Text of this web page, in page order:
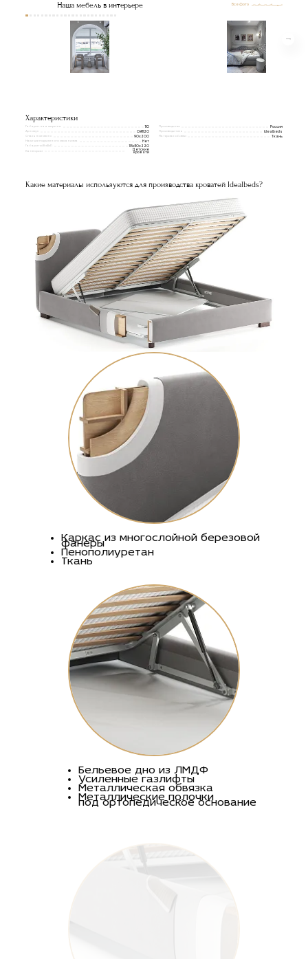
Наша мебель в интерьере Все фото
Характеристики
Габаритная ширина
Артикул
CAR120
Спальное место
90x200
Наличие подъемного механизма
Нет
Габариты(ВxШxГ)
115x110x220
Категории
Детские
кровати
Производство
Россия
Производитель
Idealbeds
Материал обивки
Ткань
Какие материалы используются для производства кроватей Idealbeds?
Каркас из многослойной березовой
фанеры
Пенополиуретан
Ткань
Бельевое дно из ЛМДФ
Усиленные газлифты
Металлическая обвязка
Металлические полочки
под ортопедическое основание